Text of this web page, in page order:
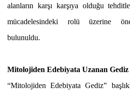
alanların karşı karşıya olduğu
mücadelesindeki rolü üzerine
bulunuldu.
Mitolojiden Edebiyata Uzanan Gediz
“Mitolojiden Edebiyata Gediz”